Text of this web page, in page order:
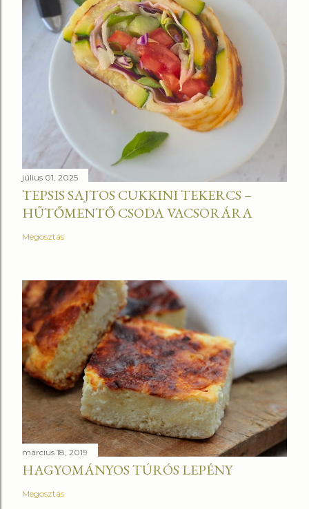
július 01, 2025
TEPSIS SAJTOS CUKKINI TEKERCS –
HŰTŐMENTŐ CSODA VACSORÁRA
Megosztás
március 18, 2019
HAGYOMÁNYOS TÚRÓS LEPÉNY
Megosztás